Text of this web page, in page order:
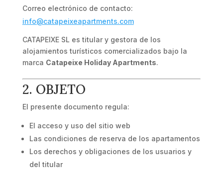
Correo electrónico de contacto:
info@catapeixeapartments.com
CATAPEIXE SL es titular y gestora de los
alojamientos turísticos comercializados bajo la
marca Catapeixe Holiday Apartments.
2. OBJETO
El presente documento regula:
El acceso y uso del sitio web
Las condiciones de reserva de los apartamentos
Los derechos y obligaciones de los usuarios y
del titular